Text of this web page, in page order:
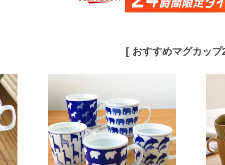
[ おすすめマグカップ